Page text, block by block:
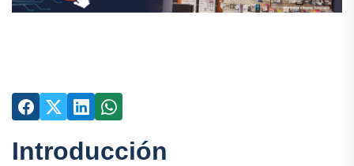
Introducción